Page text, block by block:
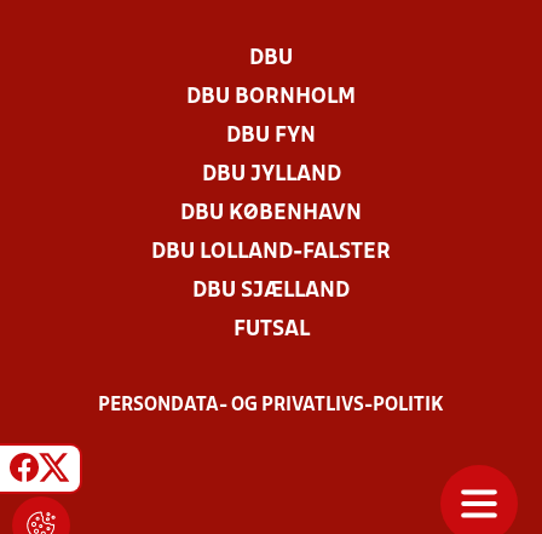
DBU
DBU BORNHOLM
DBU FYN
DBU JYLLAND
DBU KØBENHAVN
DBU LOLLAND-FALSTER
DBU SJÆLLAND
FUTSAL
PERSONDATA- OG PRIVATLIVS-POLITIK